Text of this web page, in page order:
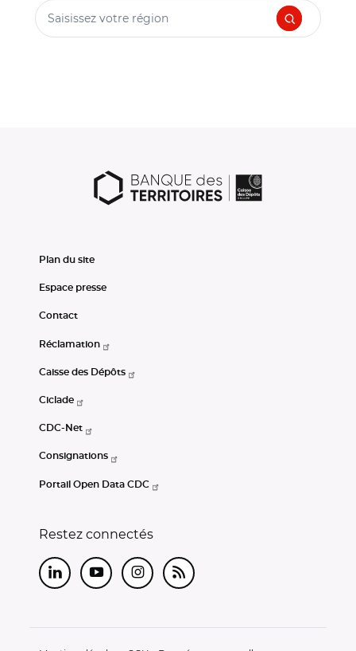
Saisissez votre région
Plan du site
Espace presse
Contact
Réclamation
Caisse des Dépôts
Ciclade
CDC-Net
Consignations
Portail Open Data CDC
Restez connectés
LinkedInYoutubeInstagram
RSS